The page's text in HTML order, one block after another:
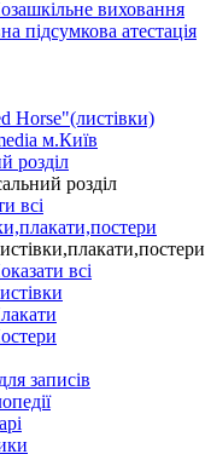
виховання
підсумкова атестація
Horse"(листівки)
м.Київ
розділ
розділ
всі
всі
записів